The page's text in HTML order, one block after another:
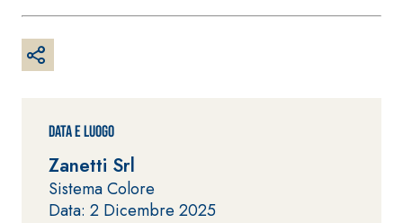
Data e Luogo
Zanetti Srl
Sistema Colore
Data: 2 Dicembre 2025
ZANTI
monocomponente
polimero
cementizia